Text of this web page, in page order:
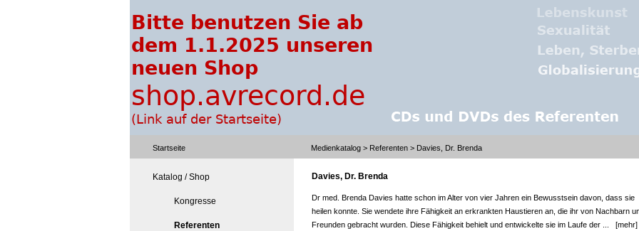
Startseite Medienkatalog > Referenten > Davies, Dr. Brenda
Katalog / Shop
Kongresse
Referenten
Davies, Dr. Brenda
Dr med. Brenda Davies hatte schon im Alter von vier Jahren ein Bewusstsein davon, dass sie
heilen konnte. Sie wendete ihre Fähigkeit an erkrankten Haustieren an, die ihr von Nachbarn
Freunden gebracht wurden. Diese Fähigkeit behielt und entwickelte sie im Laufe der ... [mehr]